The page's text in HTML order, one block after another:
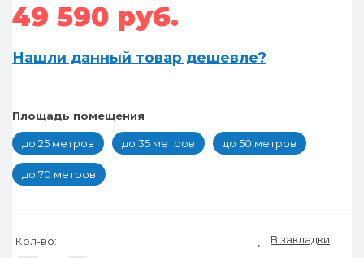
49 590 руб.
Нашли данный товар дешевле?
Площадь помещения
до 25 метров до 35 метров до 50 метров
до 70 метров
Кол-во: В закладки